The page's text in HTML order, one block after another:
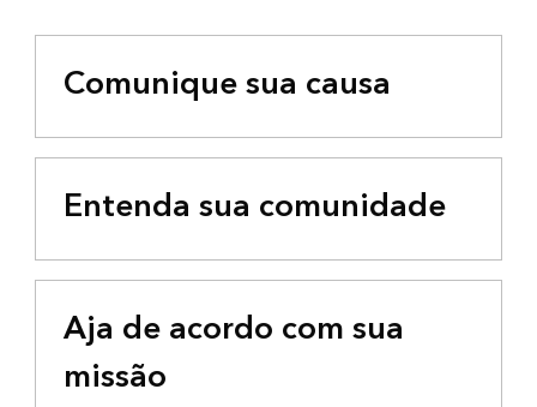
Comunique sua causa
Entenda sua comunidade
Aja de acordo com sua
missão